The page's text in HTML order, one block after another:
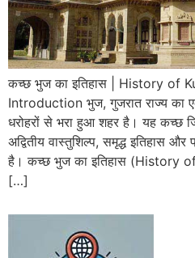
कच्छ भुज का इतिहास | History of
Introduction भुज, गुजरात राज्य का
धरोहरों से भरा हुआ शहर है। यह कच्छ
अद्वितीय वास्तुशिल्प, समृद्ध इतिहास
है। कच्छ भुज का इतिहास (History of
[…]